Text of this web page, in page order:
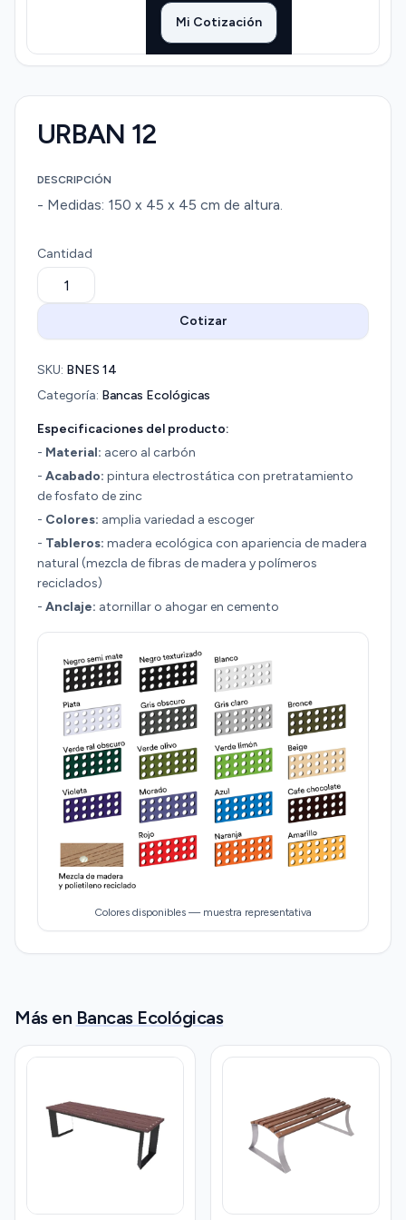
Mi Cotización
URBAN 12
DESCRIPCIÓN
- Medidas: 150 x 45 x 45 cm de altura.
Cantidad
Cotizar
SKU: BNES 14
Categoría: Bancas Ecológicas
Especificaciones del producto:
- Material: acero al carbón
- Acabado: pintura electrostática con pretratamiento
de fosfato de zinc
- Colores: amplia variedad a escoger
- Tableros: madera ecológica con apariencia de madera
natural (mezcla de fibras de madera y polímeros
reciclados)
- Anclaje: atornillar o ahogar en cemento
Colores disponibles — muestra representativa
Más en Bancas Ecológicas